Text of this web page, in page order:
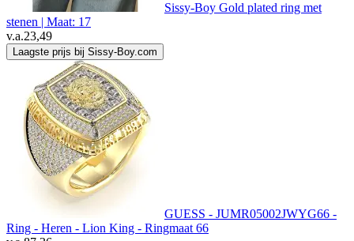
Sissy-Boy Gold plated ring met
stenen | Maat: 17
v.a.23,49
Laagste prijs bij Sissy-Boy.com
GUESS - JUMR05002JWYG66 -
Ring - Heren - Lion King - Ringmaat 66